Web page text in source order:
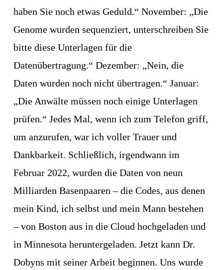
haben Sie noch etwas Geduld.“ November: „Die
Genome wurden sequenziert, unterschreiben Sie
bitte diese Unterlagen für die
Datenübertragung.“ Dezember: „Nein, die
Daten wurden noch nicht übertragen.“ Januar:
„Die Anwälte müssen noch einige Unterlagen
prüfen.“ Jedes Mal, wenn ich zum Telefon griff,
um anzurufen, war ich voller Trauer und
Dankbarkeit. Schließlich, irgendwann im
Februar 2022, wurden die Daten von neun
Milliarden Basenpaaren – die Codes, aus denen
mein Kind, ich selbst und mein Mann bestehen
– von Boston aus in die Cloud hochgeladen und
in Minnesota heruntergeladen. Jetzt kann Dr.
Dobyns mit seiner Arbeit beginnen. Uns wurde